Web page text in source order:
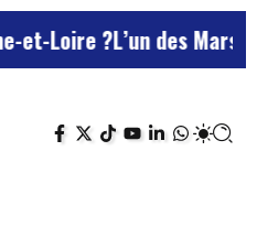
L’un des Marseillais